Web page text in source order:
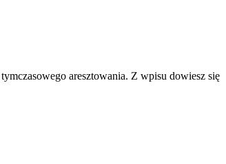
aresztowania. Z wpisu dowiesz się